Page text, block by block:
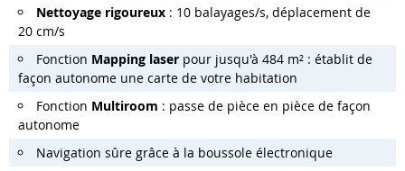
Nettoyage rigoureux : 10 balayages/s, déplacement de
20 cm/s
Fonction Mapping laser pour jusqu'à 484 m² : établit de
façon autonome une carte de votre habitation
Fonction Multiroom : passe de pièce en pièce de façon
autonome
Navigation sûre grâce à la boussole électronique